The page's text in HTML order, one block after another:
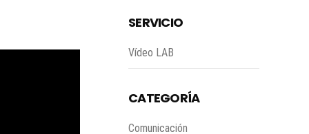
SERVICIO
Vídeo LAB
CATEGORÍA
Comunicación